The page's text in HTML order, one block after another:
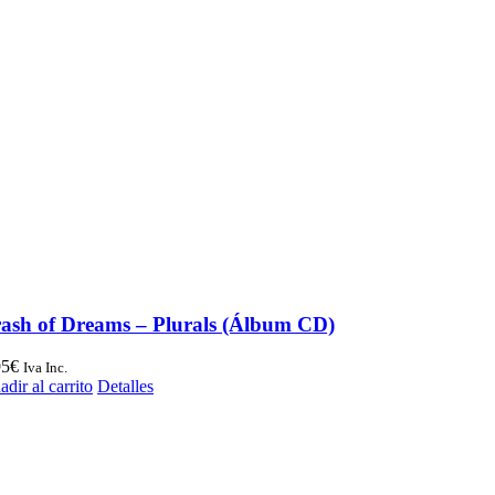
of Dreams – Plurals (Álbum CD)
€ Iva Inc.
al carrito Detalles